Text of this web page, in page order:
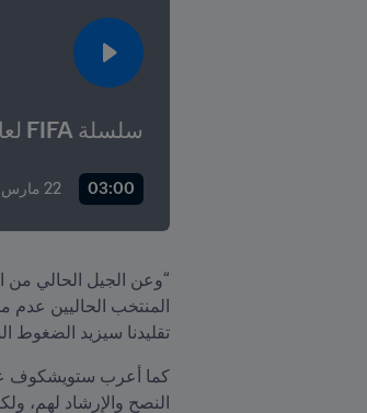
سلسلة FIFA لعام 2024™ | تنزانيا 0-1 بلغاريا
03:00 22 مارس 2024
تقليدنا سيزيد الضغوط